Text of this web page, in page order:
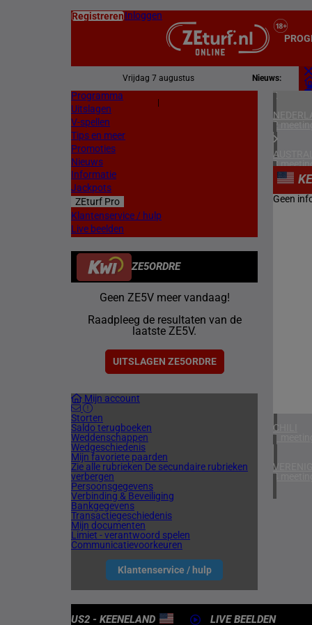
RegistrerenInloggen
Vrijdag 7 augustus Nieuws:
Programma
Uitslagen
V-spellen
Tips en meer
Promoties
Nieuws
Informatie
Jackpots
ZEturf Pro
Klantenservice / hulp
Live beelden
ZE5ORDRE
Geen ZE5V meer vandaag!
Raadpleeg de resultaten van de
laatste ZE5V.
UITSLAGEN ZE5ORDRE
Mijn account
Storten
Saldo terugboeken
Weddenschappen
Wedgeschiedenis
Mijn favoriete paarden
Zie alle rubrieken De secundaire rubrieken
verbergen
Persoonsgegevens
Verbinding & Beveiliging
Bankgegevens
Transactiegeschiedenis
Mijn documenten
Limiet - verantwoord spelen
Communicatievoorkeuren
Klantenservice / hulp
2
3
3
CHILI
1
4
Geen
US2 - KEENELAND LIVE BEELDEN